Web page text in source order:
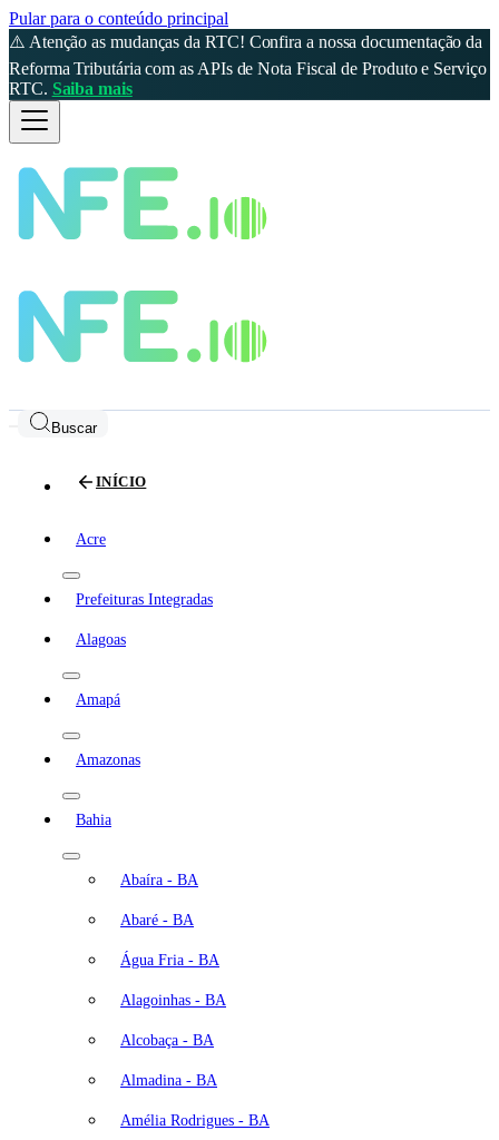
Pular para o conteúdo principal
⚠️ Atenção as mudanças da RTC! Confira a nossa documentação da
Reforma Tributária com as APIs de Nota Fiscal de Produto e Serviço
RTC. Saiba mais
Buscar
INÍCIO
Acre
Prefeituras Integradas
Alagoas
Amapá
Amazonas
Bahia
Abaíra - BA
Abaré - BA
Água Fria - BA
Alagoinhas - BA
Alcobaça - BA
Almadina - BA
Amélia Rodrigues - BA